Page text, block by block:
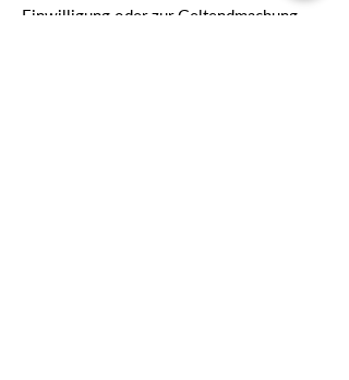
Einwilligung oder zur Geltendmachung,